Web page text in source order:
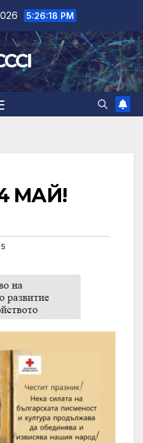
5:26:19 PM
МАЙ!